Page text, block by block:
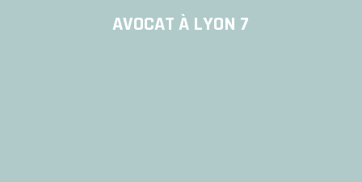
AVOCAT À LYON 7